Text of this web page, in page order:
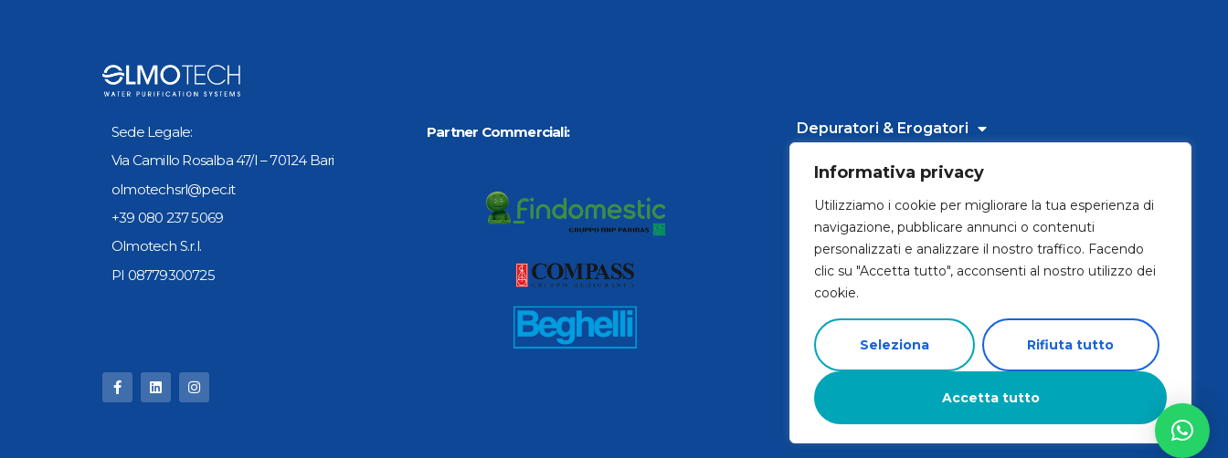
Informativa privacy
Utilizziamo i cookie per migliorare la tua esperienza di
navigazione, pubblicare annunci o contenuti
personalizzati e analizzare il nostro traffico. Facendo
clic su "Accetta tutto", acconsenti al nostro utilizzo dei
cookie.
Seleziona Rifiuta tutto
Accetta tutto
Sede Legale:
Via Camillo Rosalba 47/I – 70124 Bari
olmotechsrl@pec.it
+39 080 237 5069
Olmotech S.r.l.
PI 08779300725
Partner Commerciali: Depuratori & Erogatori
Tutti i prodotti
Chi siamo
Lavora con noi
Contatti
News